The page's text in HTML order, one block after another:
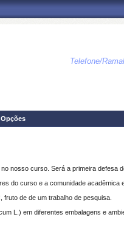
Telefone/
nosso curso. Será a primeira defesa
do curso e a comunidade acadêmica
de de um trabalho de pesquisa.
L.) em diferentes embalagens e